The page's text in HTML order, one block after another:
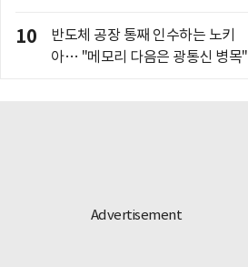
10
반도체 공장 통째 인수하는 노키
아… "메모리 다음은 광통신 병목"